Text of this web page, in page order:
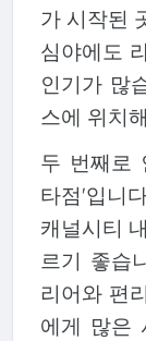
가 시작된
심야에도
인기가 많
스에 위치
두 번째로
타점'입니
캐널시티
르기 좋습
리어와 편
에게 많은